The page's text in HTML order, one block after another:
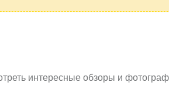
интересные обзоры и